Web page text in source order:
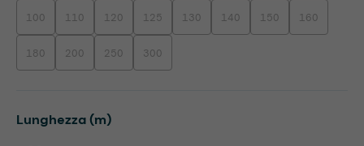
100(This option is currently unavailable.)
110(This option is currently unavailable.)
120(This option is currently unavailable.)
125(This option is currently unavailable.)
130(This option is currently unavailable.)
140(This option is currently
150(This option is
160(This option
180(This option is currently unavailable.)
200(This option is currently unavailable.)
250(This option is currently unavailable.)
300(This option is currently unavailable.)
Select
Lunghezza (m)